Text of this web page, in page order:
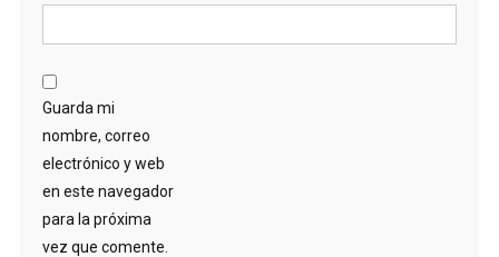
Guarda mi
nombre, correo
electrónico y web
en este navegador
para la próxima
vez que comente.